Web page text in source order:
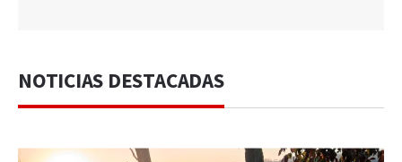
NOTICIAS DESTACADAS